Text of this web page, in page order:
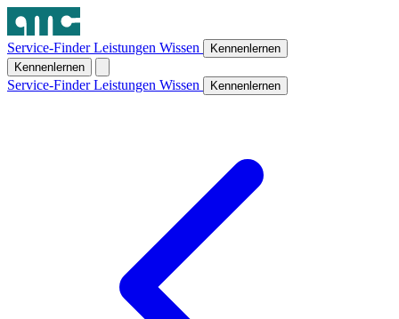
Service-FinderLeistungen Wissen
Kennenlernen
Kennenlernen
Service-FinderLeistungen Wissen Kennenlernen